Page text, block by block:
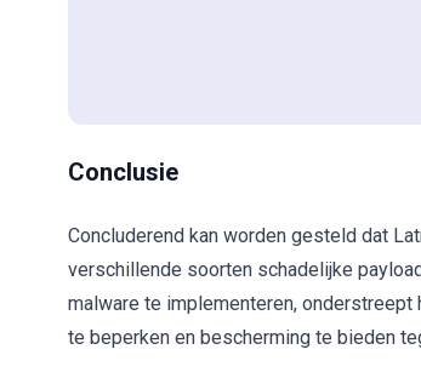
Conclusie
Concluderend kan worden gesteld dat
verschillende soorten schadelijke
malware te implementeren,
te beperken en bescherming te bieden